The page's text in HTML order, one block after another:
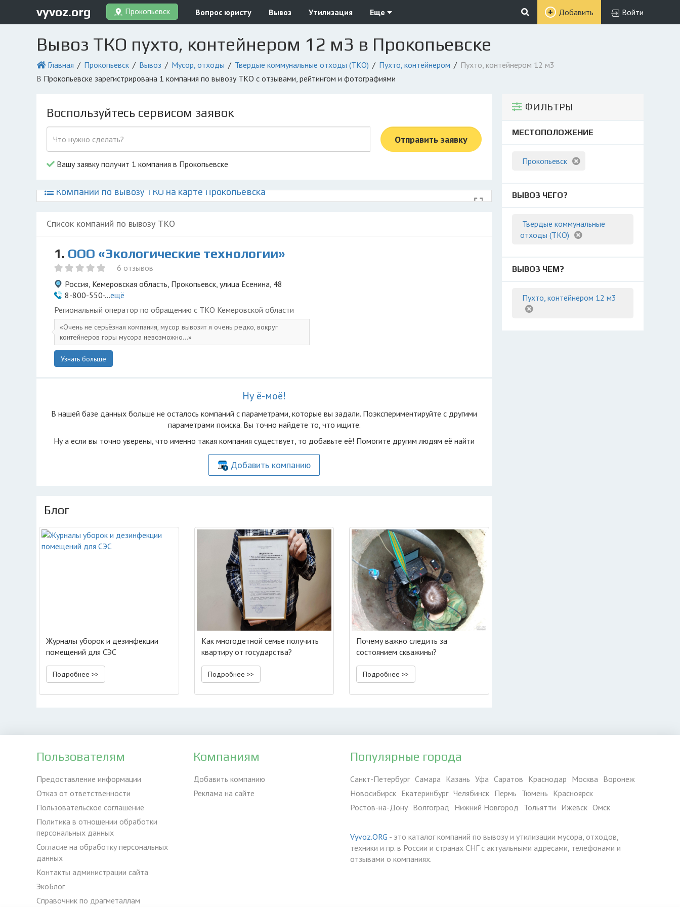
vyvoz.org Прокопьевск Вопрос юристу Вывоз Утилизация Еще Добавить Войти
Вывоз ТКО пухто, контейнером 12 м3 в Прокопьевске
Главная Прокопьевск Вывоз Мусор, отходы Твердые коммунальные отходы (ТКО) Пухто, контейнером
Пухто, контейнером 12 м3
в Прокопьевске зарегистрирована 1 компания по вывозу ТКО с отзывами, рейтингом и фотографиями
ФИЛЬТРЫ
МЕСТОПОЛОЖЕНИЕ
Прокопьевск
ВЫВОЗ ЧЕГО?
Твердые коммунальные
отходы (ТКО)
ВЫВОЗ ЧЕМ?
Пухто, контейнером 12 м3
Воспользуйтесь сервисом заявок
Отправить заявку
Вашу заявку получит 1 компания в Прокопьевске
Компании по вывозу ТКО на карте Прокопьевска
Список компаний по вывозу ТКО
1. ООО «Экологические технологии»
6 отзывов
Россия, Кемеровская область, Прокопьевск, улица Есенина, 48
8-800-550-...ещё
Региональный оператор по обращению с ТКО Кемеровской области
Очень не серьёзная компания, мусор вывозит я очень редко, вокруг
контейнеров горы мусора невозможно...
Узнать больше
Ну ё-моё!
В нашей базе данных больше не осталоcь компаний с параметрами, которые вы задали. Поэкспериментируйте с другими
параметрами поиска. Вы точно найдете то, что ищите.
Ну а если вы точно уверены, что именно такая компания существует, то добавьте её! Помогите другим людям её найти
Добавить компанию
Блог
Журналы уборок и дезинфекции
помещений для СЭС
Подробнее >>
Как многодетной семье получить
квартиру от государства?
Подробнее >>
Почему важно следить за
состоянием скважины?
Подробнее >>
Пользователям
Предоставление информации
Отказ от ответственности
Пользовательское соглашение
Политика в отношении обработки
персональных данных
Согласие на обработку персональных
данных
Контакты администрации сайта
ЭкоБлог
Справочник по драгметаллам
Компаниям
Добавить компанию
Реклама на сайте
Популярные города
Санкт-Петербург Самара Казань Уфа Саратов Краснодар Москва Воронеж
Новосибирск Екатеринбург Челябинск Пермь Тюмень Красноярск
Ростов-на-Дону Волгоград Нижний Новгород Тольятти Ижевск Омск
Vyvoz.ORG - это каталог компаний по вывозу и утилизации мусора, отходов,
техники и пр. в России и странах СНГ с актуальными адресами, телефонами и
отзывами о компаниях.